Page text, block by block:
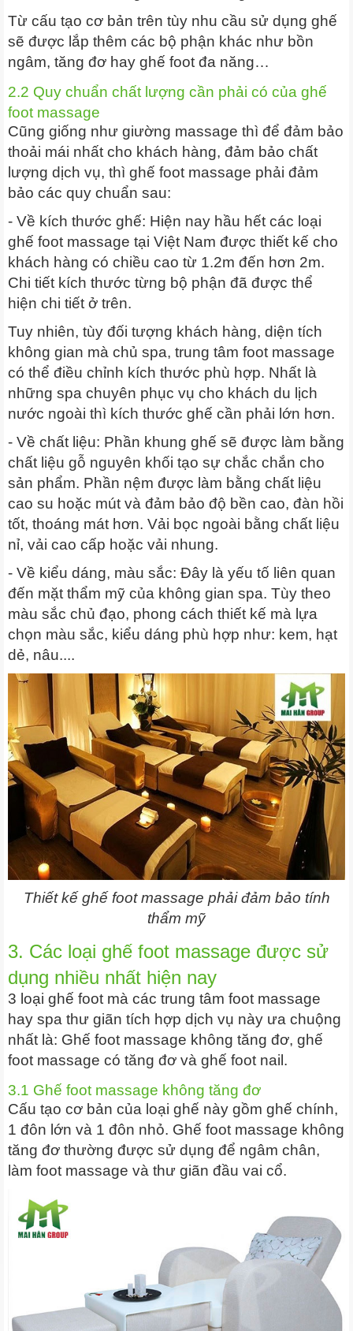
Từ cấu tạo cơ bản trên tùy nhu cầu sử dụng ghế
sẽ được lắp thêm các bộ phận khác như bồn
ngâm, tăng đơ hay ghế foot đa năng…
2.2 Quy chuẩn chất lượng cần phải có của ghế
foot massage
Cũng giống như giường massage thì để đảm bảo
thoải mái nhất cho khách hàng, đảm bảo chất
lượng dịch vụ, thì ghế foot massage phải đảm
bảo các quy chuẩn sau:
- Về kích thước ghế: Hiện nay hầu hết các loại
ghế foot massage tại Việt Nam được thiết kế cho
khách hàng có chiều cao từ 1.2m đến hơn 2m.
Chi tiết kích thước từng bộ phận đã được thể
hiện chi tiết ở trên.
Tuy nhiên, tùy đối tượng khách hàng, diện tích
không gian mà chủ spa, trung tâm foot massage
có thể điều chỉnh kích thước phù hợp. Nhất là
những spa chuyên phục vụ cho khách du lịch
nước ngoài thì kích thước ghế cần phải lớn hơn.
- Về chất liệu: Phần khung ghế sẽ được làm bằng
chất liệu gỗ nguyên khối tạo sự chắc chắn cho
sản phẩm. Phần nệm được làm bằng chất liệu
cao su hoặc mút và đảm bảo độ bền cao, đàn hồi
tốt, thoáng mát hơn. Vải bọc ngoài bằng chất liệu
nỉ, vải cao cấp hoặc vải nhung.
- Về kiểu dáng, màu sắc: Đây là yếu tố liên quan
đến mặt thẩm mỹ của không gian spa. Tùy theo
màu sắc chủ đạo, phong cách thiết kế mà lựa
chọn màu sắc, kiểu dáng phù hợp như: kem, hạt
dẻ, nâu....
Thiết kế ghế foot massage phải đảm bảo tính
thẩm mỹ
3. Các loại ghế foot massage được sử
dụng nhiều nhất hiện nay
3 loại ghế foot mà các trung tâm foot massage
hay spa thư giãn tích hợp dịch vụ này ưa chuộng
nhất là: Ghế foot massage không tăng đơ, ghế
foot massage có tăng đơ và ghế foot nail.
3.1 Ghế foot massage không tăng đơ
Cấu tạo cơ bản của loại ghế này gồm ghế chính,
1 đôn lớn và 1 đôn nhỏ. Ghế foot massage không
tăng đơ thường được sử dụng để ngâm chân,
làm foot massage và thư giãn đầu vai cổ.